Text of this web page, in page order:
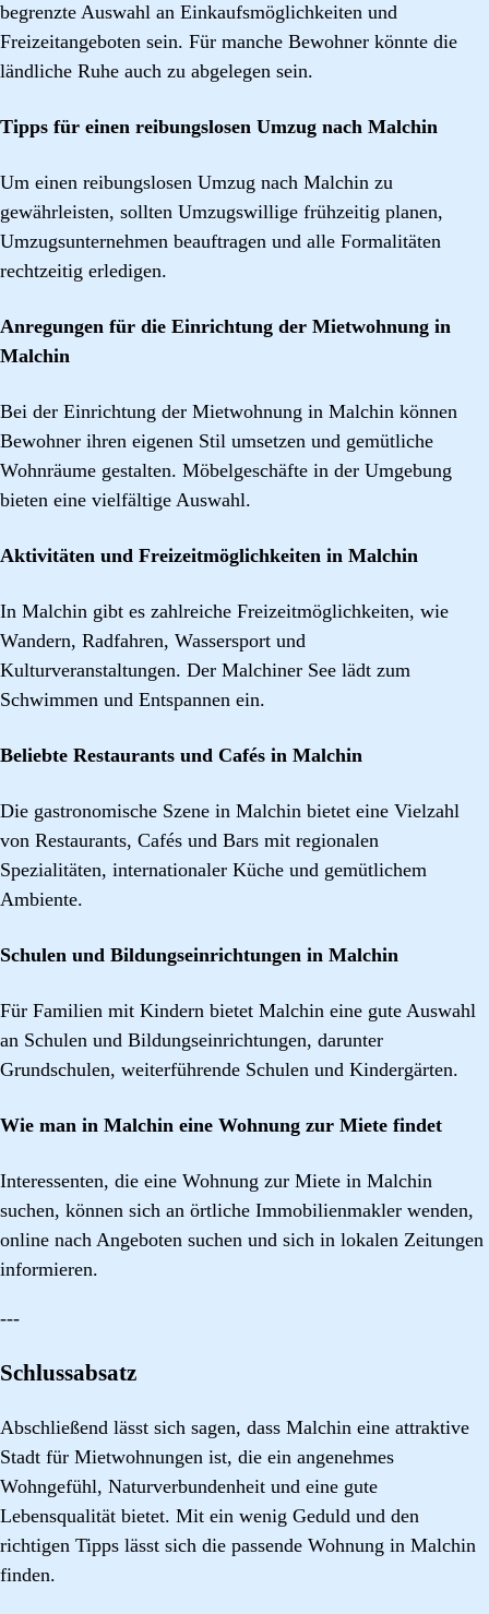
begrenzte Auswahl an Einkaufsmöglichkeiten und
Freizeitangeboten sein. Für manche Bewohner könnte die
ländliche Ruhe auch zu abgelegen sein.
Tipps für einen reibungslosen Umzug nach Malchin
Um einen reibungslosen Umzug nach Malchin zu
gewährleisten, sollten Umzugswillige frühzeitig planen,
Umzugsunternehmen beauftragen und alle Formalitäten
rechtzeitig erledigen.
Anregungen für die Einrichtung der Mietwohnung in
Malchin
Bei der Einrichtung der Mietwohnung in Malchin können
Bewohner ihren eigenen Stil umsetzen und gemütliche
Wohnräume gestalten. Möbelgeschäfte in der Umgebung
bieten eine vielfältige Auswahl.
Aktivitäten und Freizeitmöglichkeiten in Malchin
In Malchin gibt es zahlreiche Freizeitmöglichkeiten, wie
Wandern, Radfahren, Wassersport und
Kulturveranstaltungen. Der Malchiner See lädt zum
Schwimmen und Entspannen ein.
Beliebte Restaurants und Cafés in Malchin
Die gastronomische Szene in Malchin bietet eine Vielzahl
von Restaurants, Cafés und Bars mit regionalen
Spezialitäten, internationaler Küche und gemütlichem
Ambiente.
Schulen und Bildungseinrichtungen in Malchin
Für Familien mit Kindern bietet Malchin eine gute Auswahl
an Schulen und Bildungseinrichtungen, darunter
Grundschulen, weiterführende Schulen und Kindergärten.
Wie man in Malchin eine Wohnung zur Miete findet
Interessenten, die eine Wohnung zur Miete in Malchin
suchen, können sich an örtliche Immobilienmakler wenden,
online nach Angeboten suchen und sich in lokalen Zeitungen
informieren.
---
Schlussabsatz
Abschließend lässt sich sagen, dass Malchin eine attraktive
Stadt für Mietwohnungen ist, die ein angenehmes
Wohngefühl, Naturverbundenheit und eine gute
Lebensqualität bietet. Mit ein wenig Geduld und den
richtigen Tipps lässt sich die passende Wohnung in Malchin
finden.